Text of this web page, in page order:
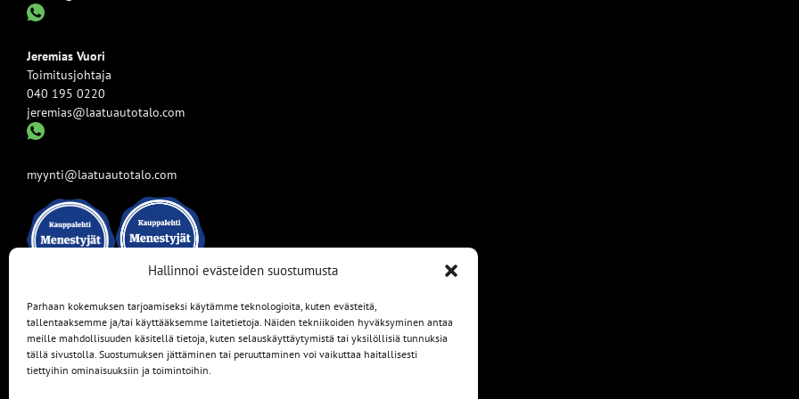
Hallinnoi evästeiden suostumusta
Parhaan kokemuksen tarjoamiseksi käytämme teknologioita, kuten evästeitä,
tallentaaksemme ja/tai käyttääksemme laitetietoja. Näiden tekniikoiden hyväksyminen antaa
meille mahdollisuuden käsitellä tietoja, kuten selauskäyttäytymistä tai yksilöllisiä tunnuksia
tällä sivustolla. Suostumuksen jättäminen tai peruuttaminen voi vaikuttaa haitallisesti
tiettyihin ominaisuuksiin ja toimintoihin.
Jeremias Vuori
Toimitusjohtaja
040 195 0220
jeremias@laatuautotalo.com
myynti@laatuautotalo.com